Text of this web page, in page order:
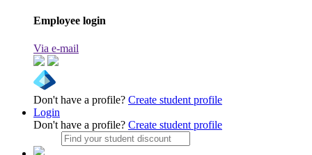
Employee login
Via e-mail
Don't have a profile? Create student profile
Login
Don't have a profile? Create student profile